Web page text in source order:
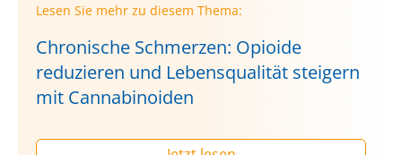
Lesen Sie mehr zu diesem Thema:
Chronische Schmerzen: Opioide
reduzieren und Lebensqualität steigern
mit Cannabinoiden